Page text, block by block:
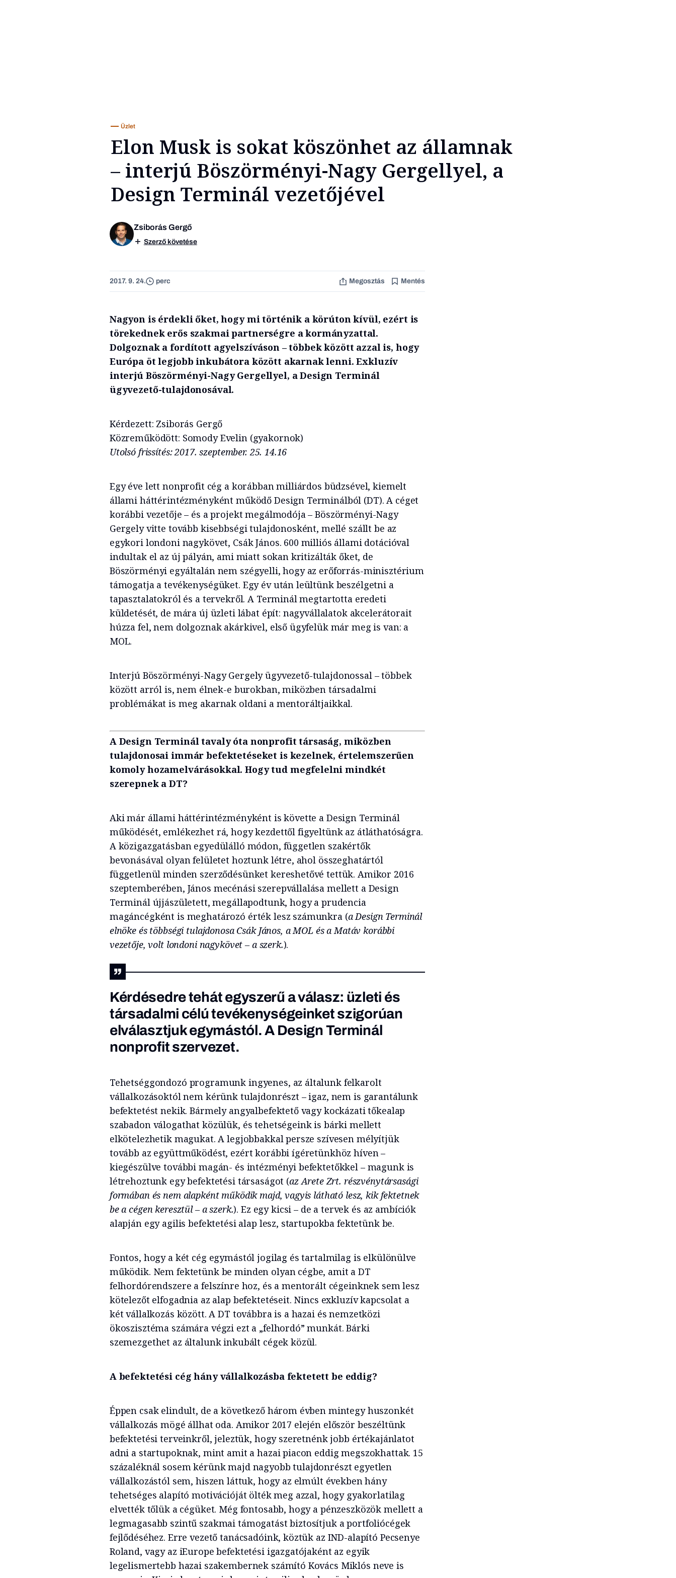
Üzlet
Elon Musk is sokat köszönhet az államnak
– interjú Böszörményi-Nagy Gergellyel, a
Design Terminál vezetőjével
Zsiborás Gergő
Szerző követése
2017. 9. 24. perc Megosztás Mentés
Nagyon is érdekli őket, hogy mi történik a körúton kívül, ezért is
törekednek erős szakmai partnerségre a kormányzattal.
Dolgoznak a fordított agyelszíváson – többek között azzal is, hogy
Európa öt legjobb inkubátora között akarnak lenni. Exkluzív
interjú Böszörményi-Nagy Gergellyel, a Design Terminál
ügyvezető-tulajdonosával.
Kérdezett: Zsiborás Gergő
Közreműködött: Somody Evelin (gyakornok)
Utolsó frissítés: 2017. szeptember. 25. 14.16
Egy éve lett nonprofit cég a korábban milliárdos büdzsével, kiemelt
állami háttérintézményként működő Design Terminálból (DT). A céget
korábbi vezetője – és a projekt megálmodója – Böszörményi-Nagy
Gergely vitte tovább kisebbségi tulajdonosként, mellé szállt be az
egykori londoni nagykövet, Csák János. 600 milliós állami dotációval
indultak el az új pályán, ami miatt sokan kritizálták őket, de
Böszörményi egyáltalán nem szégyelli, hogy az erőforrás-minisztérium
támogatja a tevékenységüket. Egy év után leültünk beszélgetni a
tapasztalatokról és a tervekről. A Terminál megtartotta eredeti
küldetését, de mára új üzleti lábat épít: nagyvállalatok akcelerátorait
húzza fel, nem dolgoznak akárkivel, első ügyfelük már meg is van: a
MOL.
Interjú Böszörményi-Nagy Gergely ügyvezető-tulajdonossal – többek
között arról is, nem élnek-e burokban, miközben társadalmi
problémákat is meg akarnak oldani a mentoráltjaikkal.
A Design Terminál tavaly óta nonprofit társaság, miközben
tulajdonosai immár befektetéseket is kezelnek, értelemszerűen
komoly hozamelvárásokkal. Hogy tud megfelelni mindkét
szerepnek a DT?
Aki már állami háttérintézményként is követte a Design Terminál
működését, emlékezhet rá, hogy kezdettől figyeltünk az átláthatóságra.
A közigazgatásban egyedülálló módon, független szakértők
bevonásával olyan felületet hoztunk létre, ahol összeghatártól
függetlenül minden szerződésünket kereshetővé tettük. Amikor 2016
szeptemberében, János mecénási szerepvállalása mellett a Design
Terminál újjászületett, megállapodtunk, hogy a prudencia
magáncégként is meghatározó érték lesz számunkra (a Design Terminál
elnöke és többségi tulajdonosa Csák János, a MOL és a Matáv korábbi
vezetője, volt londoni nagykövet – a szerk.).
Kérdésedre tehát egyszerű a válasz: üzleti és
társadalmi célú tevékenységeinket szigorúan
elválasztjuk egymástól. A Design Terminál
nonprofit szervezet.
Tehetséggondozó programunk ingyenes, az általunk felkarolt
vállalkozásoktól nem kérünk tulajdonrészt – igaz, nem is garantálunk
befektetést nekik. Bármely angyalbefektető vagy kockázati tőkealap
szabadon válogathat közülük, és tehetségeink is bárki mellett
elkötelezhetik magukat. A legjobbakkal persze szívesen mélyítjük
tovább az együttműködést, ezért korábbi ígéretünkhöz híven –
kiegészülve további magán- és intézményi befektetőkkel – magunk is
létrehoztunk egy befektetési társaságot (az Arete Zrt. részvénytársasági
formában és nem alapként működik majd, vagyis látható lesz, kik fektetnek
be a cégen keresztül – a szerk.). Ez egy kicsi – de a tervek és az ambíciók
alapján egy agilis befektetési alap lesz, startupokba fektetünk be.
Fontos, hogy a két cég egymástól jogilag és tartalmilag is elkülönülve
működik. Nem fektetünk be minden olyan cégbe, amit a DT
felhordórendszere a felszínre hoz, és a mentorált cégeinknek sem lesz
kötelezőt elfogadnia az alap befektetéseit. Nincs exkluzív kapcsolat a
két vállalkozás között. A DT továbbra is a hazai és nemzetközi
ökoszisztéma számára végzi ezt a „felhordó” munkát. Bárki
szemezgethet az általunk inkubált cégek közül.
A befektetési cég hány vállalkozásba fektetett be eddig?
Éppen csak elindult, de a következő három évben mintegy huszonkét
vállalkozás mögé állhat oda. Amikor 2017 elején először beszéltünk
befektetési terveinkről, jeleztük, hogy szeretnénk jobb értékajánlatot
adni a startupoknak, mint amit a hazai piacon eddig megszokhattak. 15
százaléknál sosem kérünk majd nagyobb tulajdonrészt egyetlen
vállalkozástól sem, hiszen láttuk, hogy az elmúlt években hány
tehetséges alapító motivációját ölték meg azzal, hogy gyakorlatilag
elvették tőlük a cégüket. Még fontosabb, hogy a pénzeszközök mellett a
legmagasabb szintű szakmai támogatást biztosítjuk a portfoliócégek
fejlődéséhez. Erre vezető tanácsadóink, köztük az IND-alapító Pecsenye
Roland, vagy az iEurope befektetési igazgatójaként az egyik
legelismertebb hazai szakembernek számító Kovács Miklós neve is